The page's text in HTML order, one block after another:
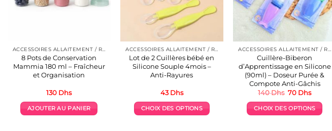
8 Pots de Conservation
Mammia 180 ml – Fraîcheur
et Organisation
130 Dhs
AJOUTER AU PANIER
Lot de 2 Cuillères bébé en
Silicone Souple 4mois –
Anti-Rayures
43Dhs
CHOIX DES OPTIONS
Cuillère-Biberon
d’Apprentissage en Silicone
(90ml) – Doseur Purée &
Compote Anti-Gâchis
140Dhs Le
initial
était :
70 DhsLe
actuel
est :
CHOIX DES OPTIONS